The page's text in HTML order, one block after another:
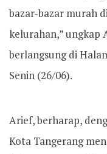
bazar-bazar murah
kelurahan,” ungkap
berlangsung di
Senin (26/06).
Arief, berharap,
Kota Tangerang